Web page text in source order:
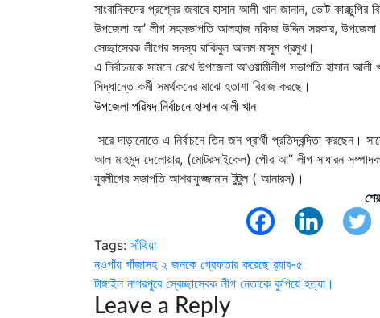
সাংবাদিকদের প্রশ্নের জবাবে হাসান আলী খান জানান, ভোট
উপজেলা আ’ লীগ সহসভাপতি আলহাজ নফিজ উদ্দিন সরকার, উপজেলা
সেচ্ছাসেবক লীগের সদস্য রাকিবুল আলম মাসুম প্রমুখ।
এ নির্বাচনকে সামনে রেখে উপজেলা আওয়ামীলীগ সভাপতি হাসান আলী
সিদ্ধান্তে কর্মী সমর্থকদের মাঝে হতাশা বিরাজ করছে।
উপজেলা পরিষদ নির্বাচনে হাসান আলী খান
সরে দাড়ানোতে এ নির্বাচনে তিন জন প্রার্থী প্রতিদ্বন্দিতা
আল মাহমুদ দেলোয়ার, (মোটরসাইকেল) পৌর আ” লীগ সাধারন
যুবলীগের সভাপতি আশরাফুজ্জামান টুটুল ( আনারস)।
Tags: সাঁথিয়া
Post
navigation
নওগাঁয় গাঁজাসহ ২ জনকে গ্রেফতার করেছে র‌্যাব-৫
টাঙ্গাইল নাগরপুরে স্বেচ্ছাসেবক লীগ নেতাকে কুপিয়ে হত্যা।
Leave a Reply